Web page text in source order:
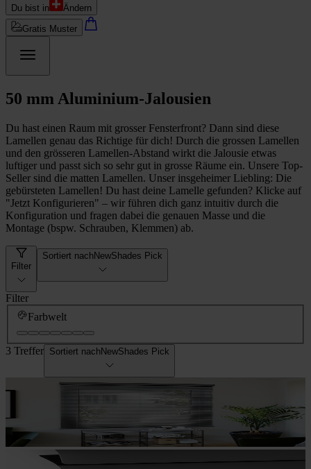
Du bist in
Ändern
Gratis Muster
50 mm Aluminium-Jalousien
Du hast einen Raum mit grosser Fensterfront? Dann sind diese
Lamellen genau das Richtige für dich! Durch die grossen Lamellen
und den grösseren Lamellen-Abstand wirkt die Jalousie etwas
luftiger und passt sich so sehr gut in grosse Räume ein. Unsere Top-
Seller sind die matten Lamellen. Unser insgeheimer Liebling: Die
gebürsteten Lamellen! Du hast deine Lamelle gefunden? Klicke auf
"Jetzt Konfigurieren" – wir führen dich ganz intuitiv durch die
Konfiguration und fragen dabei die genauen Masse und die
Montage (bspw. Schrauben, Klemmen) ab.
Filter
Sortiert nachNewShades Pick
Filter
Farbwelt
3 Treffer Sortiert nachNewShades Pick